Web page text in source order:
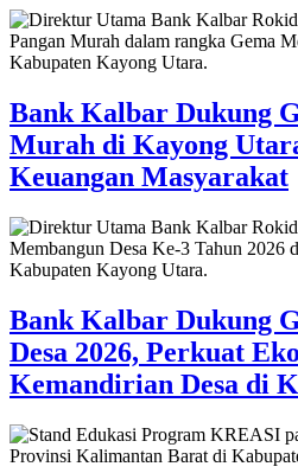
Bank Kalbar Dukung
Murah di Kayong
Keuangan Masyarakat
Bank Kalbar Dukung
Desa 2026, Perkuat
Kemandirian Desa di